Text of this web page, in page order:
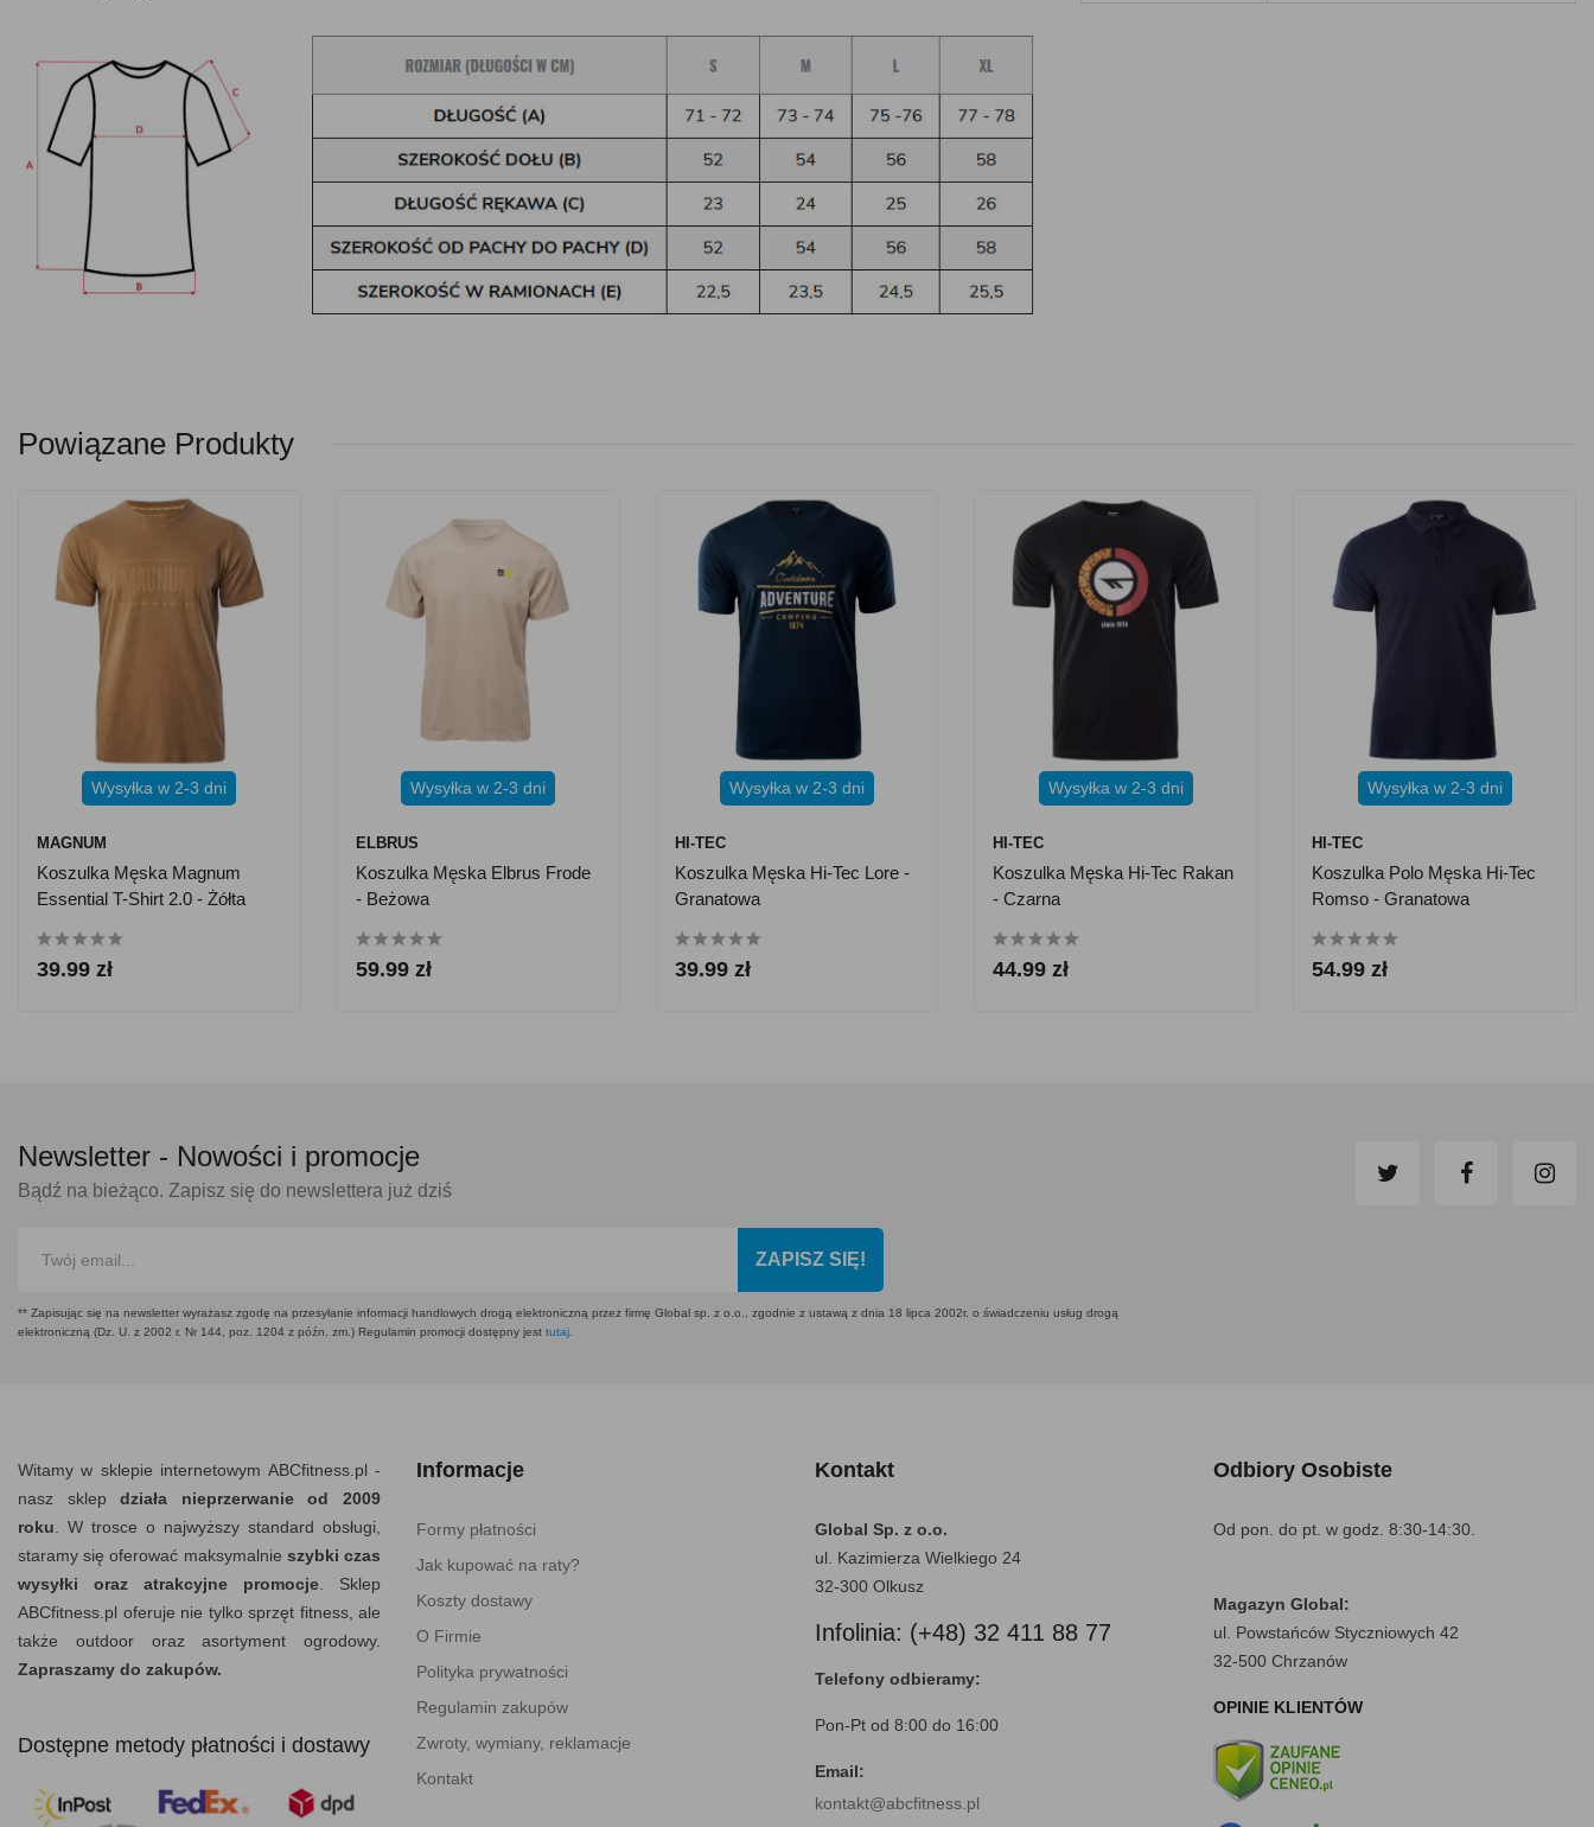
Powiązane Produkty
Wysyłka w 2-3 dni
MAGNUM
Koszulka Męska Magnum
Essential T-Shirt 2.0 - Żółta
39.99 zł
Wysyłka w 2-3 dni
ELBRUS
Koszulka Męska Elbrus Frode
- Beżowa
59.99 zł
Wysyłka w 2-3 dni
HI-TEC
Koszulka Męska Hi-Tec Lore -
Granatowa
39.99 zł
Wysyłka w 2-3 dni
HI-TEC
Koszulka Męska Hi-Tec Rakan
- Czarna
44.99 zł
Wysyłka w 2-3 dni
HI-TEC
Koszulka Polo Męska Hi-Tec
Romso - Granatowa
54.99 zł
Newsletter - Nowości i promocje
Bądź na bieżąco. Zapisz się do newslettera już dziś
ZAPISZ SIĘ!
** Zapisując się na newsletter wyrażasz zgodę na przesyłanie informacji handlowych drogą elektroniczną przez firmę Global sp. z o.o., zgodnie z ustawą z dnia 18 lipca 2002r. o świadczeniu usług drogą
elektroniczną (Dz. U. z 2002 r. Nr 144, poz. 1204 z późn. zm.) Regulamin promocji dostępny jest tutaj.
Witamy w sklepie internetowym ABCfitness.pl -
nasz sklepdziała nieprzerwanie od 2009
roku. W trosce o najwyższy standard obsługi,
staramy się oferować maksymalnie szybki czas
wysyłki oraz atrakcyjne promocje. Sklep
ABCfitness.pl oferuje nie tylko sprzęt fitness, ale
także outdoor oraz asortyment ogrodowy.
Zapraszamy do zakupów.
Dostępne metody płatności i dostawy
Informacje
Formy płatności
Jak kupować na raty?
Koszty dostawy
O Firmie
Polityka prywatności
Regulamin zakupów
Zwroty, wymiany, reklamacje
Kontakt
Kontakt
Global Sp. z o.o.
ul. Kazimierza Wielkiego 24
32-300 Olkusz
Infolinia: (+48) 32 411 88 77
Telefony odbieramy:
Pon-Pt od 8:00 do 16:00
Email:
kontakt@abcfitness.pl
Odbiory Osobiste
Od pon. do pt. w godz. 8:30-14:30.
Magazyn Global:
ul. Powstańców Styczniowych 42
32-500 Chrzanów
OPINIE KLIENTÓW